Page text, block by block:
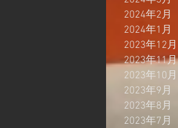
2024年2月
2024年1月
2023年12月
2023年11月
2023年10月
2023年9月
2023年8月
2023年7月